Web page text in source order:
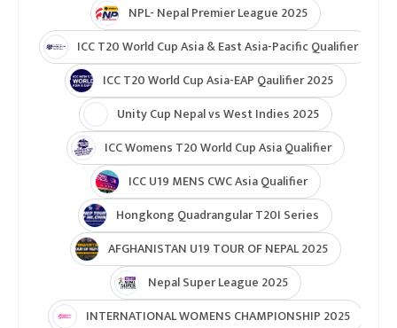
NPL- Nepal Premier League 2025
ICC T20 World Cup Asia & East Asia-Pacific Qualifier
ICC T20 World Cup Asia-EAP Qaulifier 2025
Unity Cup Nepal vs West Indies 2025
ICC Womens T20 World Cup Asia Qualifier
ICC U19 MENS CWC Asia Qualifier
Hongkong Quadrangular T20I Series
AFGHANISTAN U19 TOUR OF NEPAL 2025
Nepal Super League 2025
INTERNATIONAL WOMENS CHAMPIONSHIP 2025